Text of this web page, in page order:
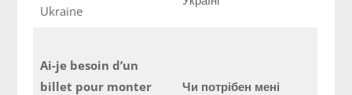
Ukraine
Ai-je besoin d’un
billet pour monter
Чи потрібен мені